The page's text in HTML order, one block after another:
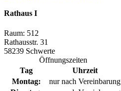
Rathaus I
Raum: 512
Rathausstr. 31
58239 Schwerte
Öffnungszeiten
Tag
Uhrzeit
Montag:
nur nach Vereinbarung